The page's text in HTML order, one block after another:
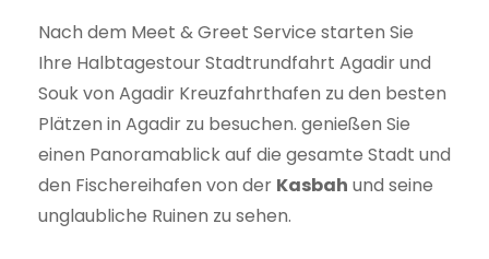
Nach dem Meet & Greet Service starten Sie
Ihre Halbtagestour Stadtrundfahrt Agadir und
Souk von Agadir Kreuzfahrthafen zu den besten
Plätzen in Agadir zu besuchen. genießen Sie
einen Panoramablick auf die gesamte Stadt und
den Fischereihafen von der Kasbah und seine
unglaubliche Ruinen zu sehen.